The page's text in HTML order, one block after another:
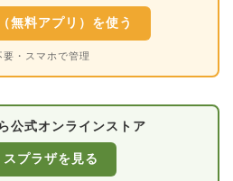
無料アプリ）を使う
要・スマホで管理
公式オンラインストア
スプラザを見る